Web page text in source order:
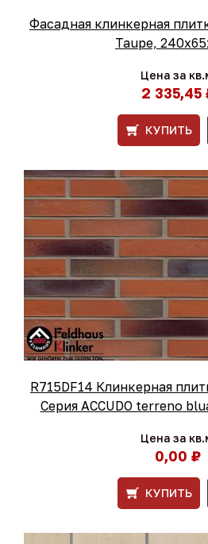
Фасадная клинкерная
Taupe,
Цена за
2 335,45
КУПИТЬ
R715DF14 Клинкерная
Серия ACCUDO terreno
Цена за
0,00 ₽
КУПИТЬ